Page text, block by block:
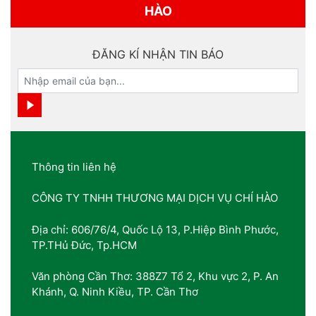
HÀO
ĐĂNG KÍ NHẬN TIN BÁO
Thông tin liên hệ
CÔNG TY TNHH THƯƠNG MẠI DỊCH VỤ CHÍ HÀO
Địa chỉ: 606/76/4, Quốc Lộ 13, P.Hiệp Bình Phước,
TP.THủ Đức, Tp.HCM
Văn phòng Cần Thơ: 388Z7 Tổ 2, Khu vực 2, P. An
Khánh, Q. Ninh Kiều, TP. Cần Thơ